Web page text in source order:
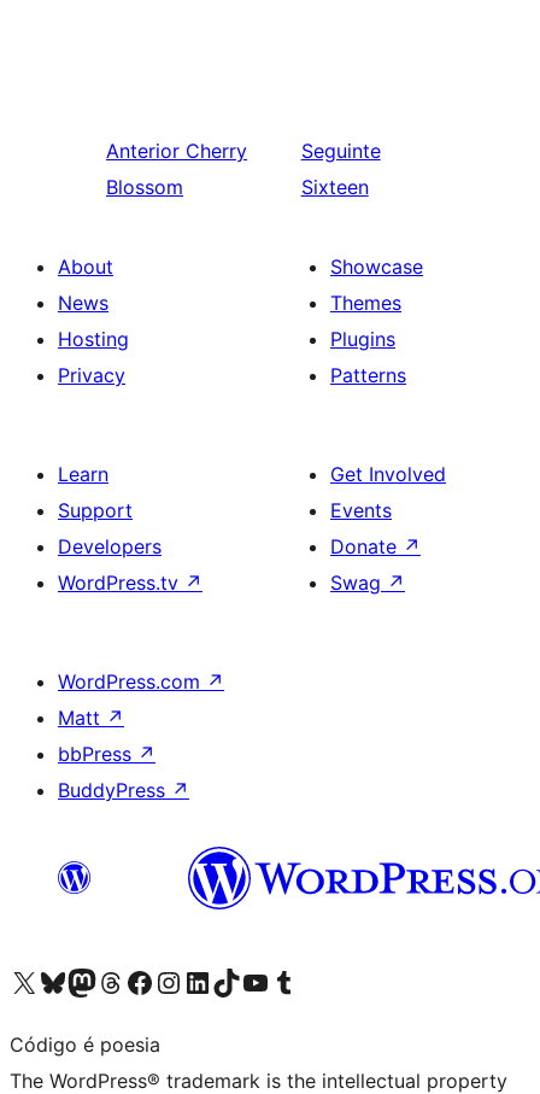
Anterior Cherry
Blossom
Seguinte
Sixteen
About
News
Hosting
Privacy
Showcase
Themes
Plugins
Patterns
Learn
Support
Developers
WordPress.tv ↗
Get Involved
Events
Donate ↗
Swag ↗
WordPress.com ↗
Matt ↗
bbPress ↗
BuddyPress ↗
Visit our X (formerly Twitter) account
Visit our Bluesky account
Visit our Mastodon account
Visit our Threads account
Visit our Facebook page
Visit our Instagram account
Visit our LinkedIn account
Visit our TikTok account
Visit our YouTube channel
Visit our Tumblr account
Código é poesia
The WordPress® trademark is the intellectual property